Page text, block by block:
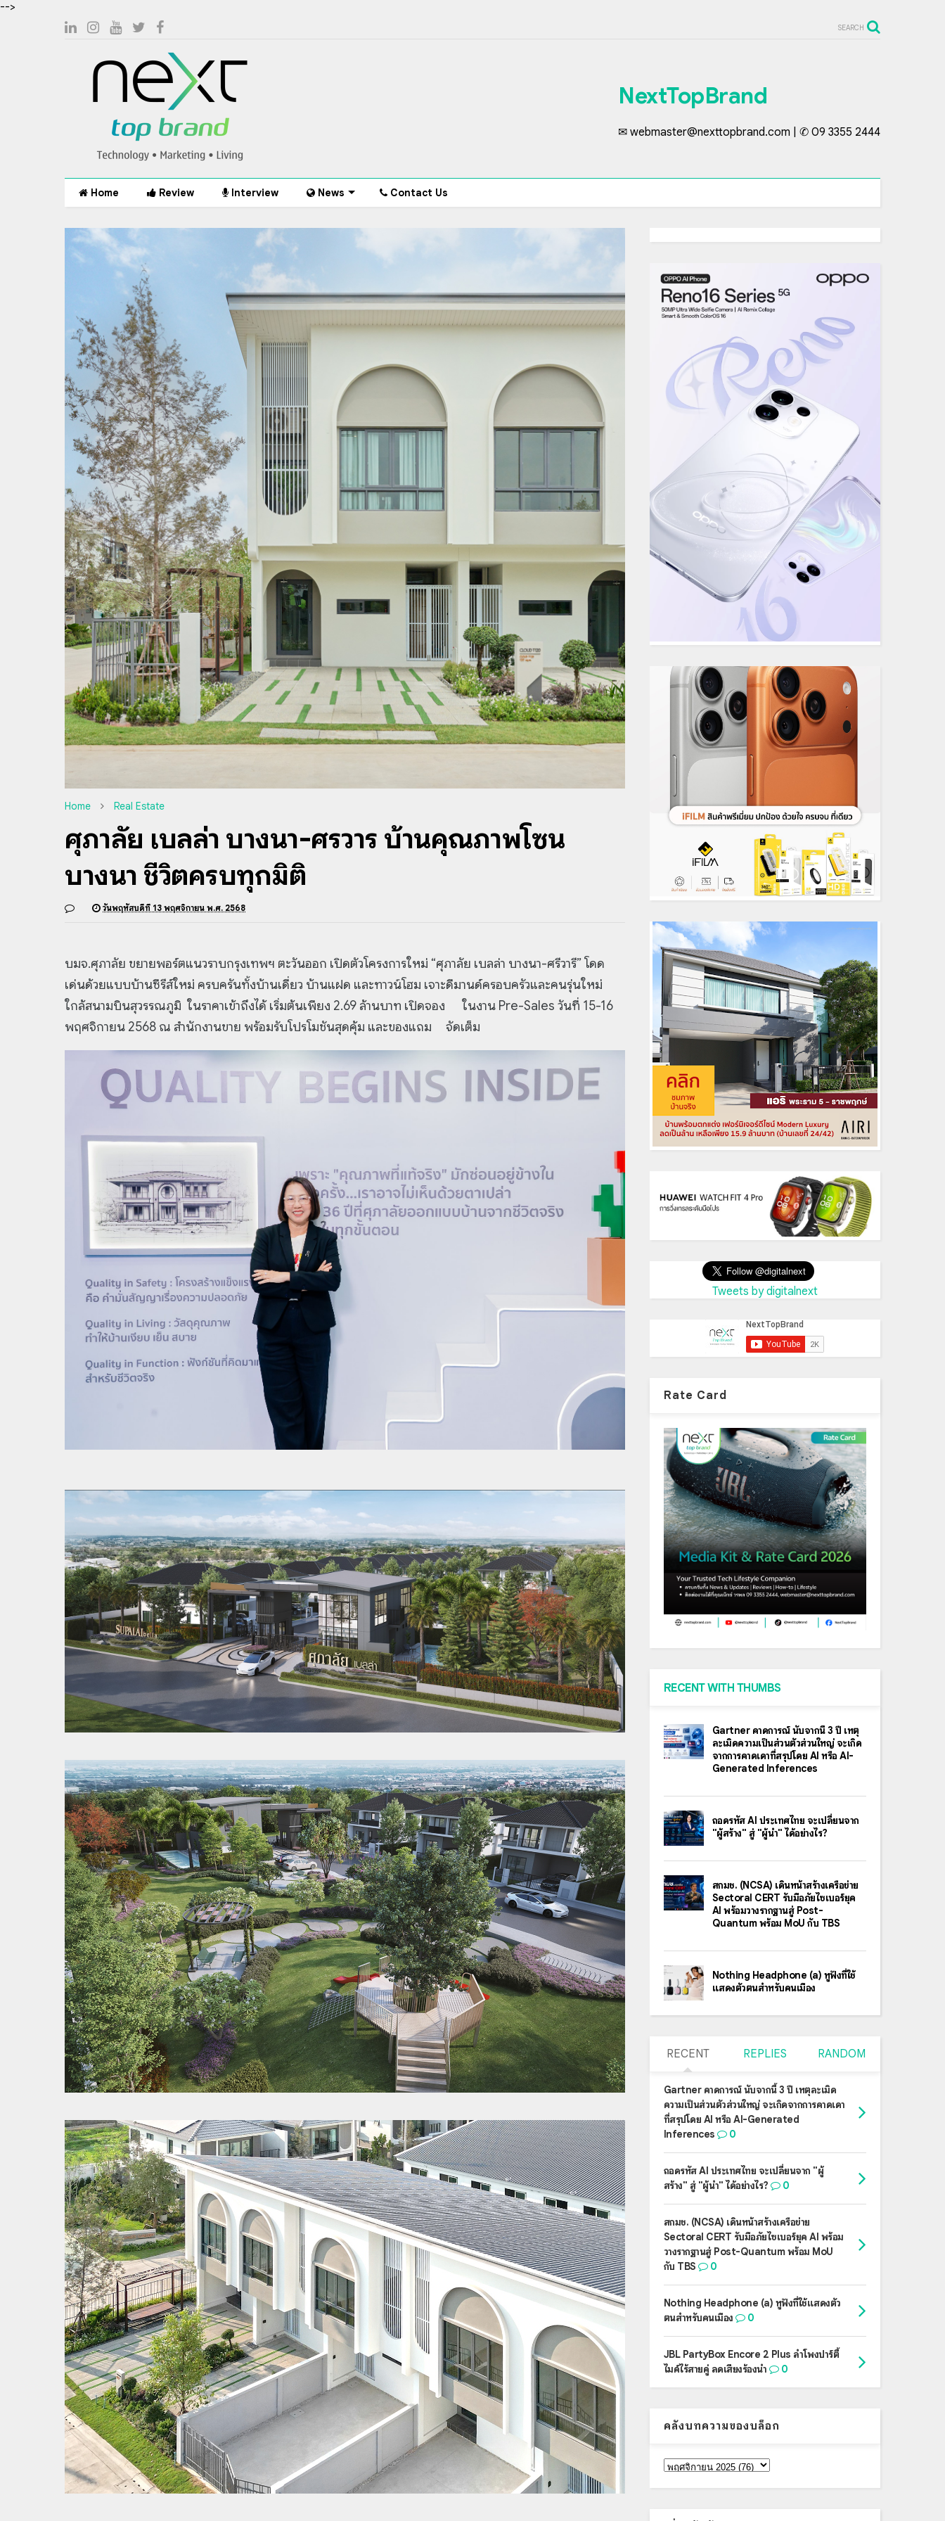
-->
SEARCH
NextTopBrand
✉ webmaster@nexttopbrand.com | ✆ 09 3355 2444
Home Review Interview News Contact Us
Home Real Estate
ศุภาลัย เบลล่า บางนา-ศรีวารี บ้านคุณภาพโซน
บางนา ชีวิตครบทุกมิติ
วันพฤหัสบดีที่ 13 พฤศจิกายน พ.ศ. 2568
บมจ.ศุภาลัย ขยายพอร์ตแนวราบกรุงเทพฯ ตะวันออก เปิดตัวโครงการใหม่ “ศุภาลัย เบลล่า บางนา-ศรีวารี” โดด
เด่นด้วยแบบบ้านซีรีส์ใหม่ ครบครันทั้งบ้านเดี่ยว บ้านแฝด และทาวน์โฮม เจาะดีมานด์ครอบครัวและคนรุ่นใหม่
ใกล้สนามบินสุวรรณภูมิ ในราคาเข้าถึงได้ เริ่มต้นเพียง 2.69 ล้านบาท เปิดจอง ในงาน Pre-Sales วันที่ 15-16
พฤศจิกายน 2568 ณ สำนักงานขาย พร้อมรับโปรโมชันสุดคุ้ม และของแถม จัดเต็ม
Tweets by digitalnext
Rate Card
RECENT WITH THUMBS
Gartner คาดการณ์ นับจากนี้ 3 ปี เหตุ
ละเมิดความเป็นส่วนตัวส่วนใหญ่ จะเกิด
จากการคาดเดาที่สรุปโดย AI หรือ AI-
Generated Inferences
ถอดรหัส AI ประเทศไทย จะเปลี่ยนจาก
"ผู้สร้าง" สู่ "ผู้นำ" ได้อย่างไร?
สกมช. (NCSA) เดินหน้าสร้างเครือข่าย
Sectoral CERT รับมือภัยไซเบอร์ยุค
AI พร้อมวางรากฐานสู่ Post-
Quantum พร้อม MoU กับ TBS
Nothing Headphone (a) หูฟังที่ใช้
แสดงตัวตนสำหรับคนเมือง
RECENT REPLIES RANDOM
Gartner คาดการณ์ นับจากนี้ 3 ปี เหตุละเมิด
ความเป็นส่วนตัวส่วนใหญ่ จะเกิดจากการคาดเดา
ที่สรุปโดย AI หรือ AI-Generated
Inferences
0
ถอดรหัส AI ประเทศไทย จะเปลี่ยนจาก "ผู้
สร้าง" สู่ "ผู้นำ" ได้อย่างไร?
0
สกมช. (NCSA) เดินหน้าสร้างเครือข่าย
Sectoral CERT รับมือภัยไซเบอร์ยุค AI พร้อม
วางรากฐานสู่ Post-Quantum พร้อม MoU
กับ TBS
0
Nothing Headphone (a) หูฟังที่ใช้แสดงตัว
ตนสำหรับคนเมือง
0
JBL PartyBox Encore 2 Plus ลำโพงปาร์ตี้
ไมค์ไร้สายคู่ ลดเสียงร้องนำ
0
คลังบทความของบล็อก